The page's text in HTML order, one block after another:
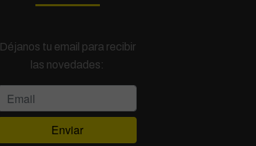
Déjanos tu email para recibir
las novedades: